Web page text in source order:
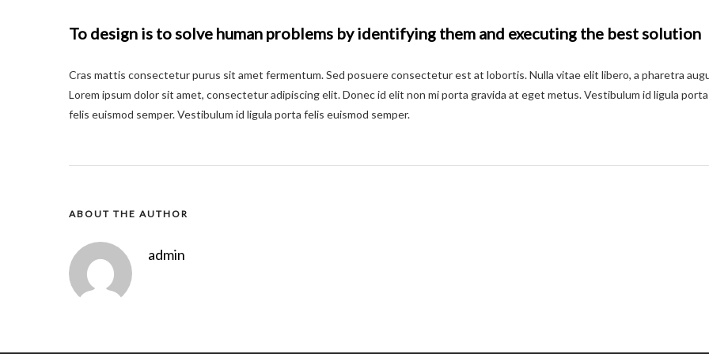
To design is to solve human problems by identifying them and executing the best solution
Cras mattis consectetur purus sit amet fermentum. Sed posuere consectetur est at lobortis. Nulla vitae elit libero, a pharetra
Lorem ipsum dolor sit amet, consectetur adipiscing elit. Donec id elit non mi porta gravida at eget metus. Vestibulum id ligula porta
felis euismod semper. Vestibulum id ligula porta felis euismod semper.
ABOUT THE AUTHOR
admin